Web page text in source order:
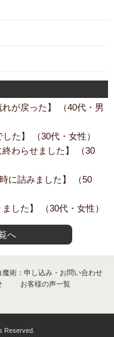
が戻った】 （40代・男
た】 （30代・女性）
終わらせました】 （30
に詰みました】 （50
した】 （30代・女性）
へ
魔術：申し込み・お問い合わせ
お客様の声一覧
Reserved.